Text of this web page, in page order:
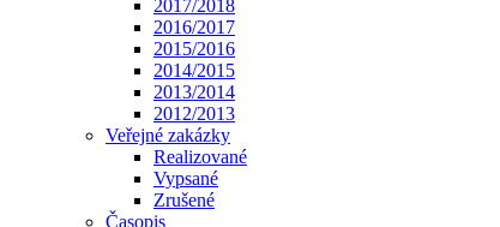
2017/2018
2016/2017
2015/2016
2014/2015
2013/2014
2012/2013
Veřejné zakázky
Realizované
Vypsané
Zrušené
Časopis